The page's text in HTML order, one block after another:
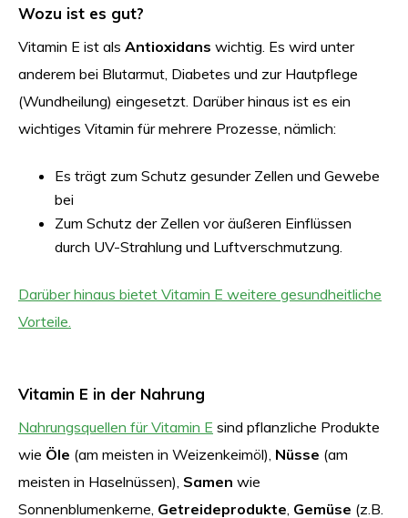
Wozu ist es gut?
Vitamin E ist als Antioxidans wichtig. Es wird unter
anderem bei Blutarmut, Diabetes und zur Hautpflege
(Wundheilung) eingesetzt. Darüber hinaus ist es ein
wichtiges Vitamin für mehrere Prozesse, nämlich:
Es trägt zum Schutz gesunder Zellen und Gewebe
bei
Zum Schutz der Zellen vor äußeren Einflüssen
durch UV-Strahlung und Luftverschmutzung.
Darüber hinaus bietet Vitamin E weitere gesundheitliche
Vorteile.
Vitamin E in der Nahrung
Nahrungsquellen für Vitamin E sind pflanzliche Produkte
wie Öle (am meisten in Weizenkeimöl), Nüsse (am
meisten in Haselnüssen), Samen wie
Sonnenblumenkerne, Getreideprodukte, Gemüse (z.B.